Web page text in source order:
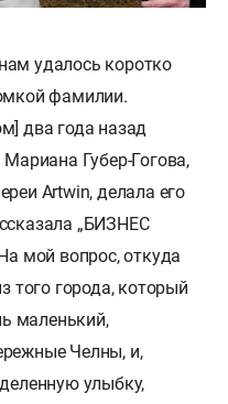
удалось коротко
фамилии.
два года назад
Губер-Гогова,
Artwin, делала его
„БИЗНЕС
мой вопрос, откуда
того города, который
маленький,
Челны, и,
улыбку,